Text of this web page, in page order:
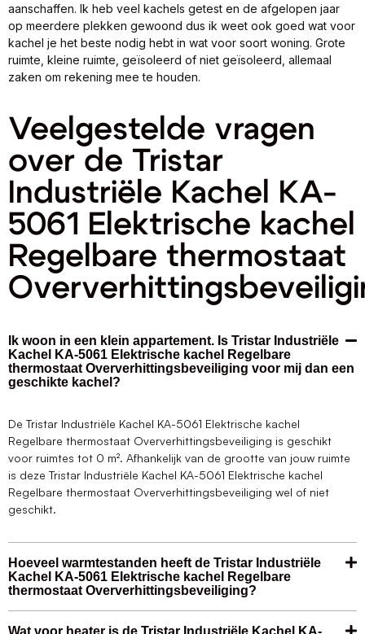
aanschaffen. Ik heb veel kachels getest en de afgelopen jaar
op meerdere plekken gewoond dus ik weet ook goed wat voor
kachel je het beste nodig hebt in wat voor soort woning. Grote
ruimte, kleine ruimte, geïsoleerd of niet geïsoleerd, allemaal
zaken om rekening mee te houden.
Veelgestelde vragen
over de Tristar
Industriële Kachel KA-
5061 Elektrische kachel
Regelbare thermostaat
Ik woon in een klein appartement. Is Tristar Industriële
Kachel KA-5061 Elektrische kachel Regelbare
thermostaat Oververhittingsbeveiliging voor mij dan een
geschikte kachel?
De Tristar Industriële Kachel KA-5061 Elektrische kachel
Regelbare thermostaat Oververhittingsbeveiliging is geschikt
voor ruimtes tot 0 m². Afhankelijk van de grootte van jouw ruimte
is deze Tristar Industriële Kachel KA-5061 Elektrische kachel
Regelbare thermostaat Oververhittingsbeveiliging wel of niet
geschikt.
Hoeveel warmtestanden heeft de Tristar Industriële
Kachel KA-5061 Elektrische kachel Regelbare
thermostaat Oververhittingsbeveiliging?
Wat voor heater is de Tristar Industriële Kachel KA-